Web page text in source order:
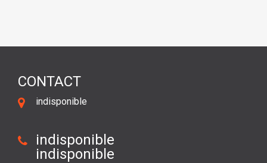
CONTACT
indisponible
indisponible
indisponible